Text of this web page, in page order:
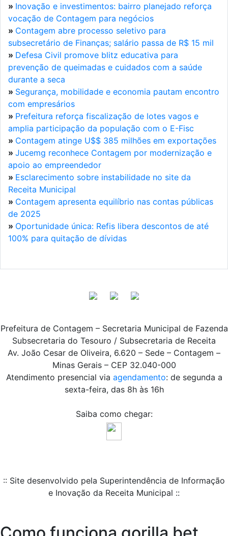
» Inovação e investimentos: bairro planejado reforça
vocação de Contagem para negócios
» Contagem abre processo seletivo para
subsecretário de Finanças; salário passa de R$ 15 mil
» Defesa Civil promove blitz educativa para
prevenção de queimadas e cuidados com a saúde
durante a seca
» Segurança, mobilidade e economia pautam encontro
com empresários
» Prefeitura reforça fiscalização de lotes vagos e
amplia participação da população com o E-Fisc
» Contagem atinge U$$ 385 milhões em exportações
» Jucemg reconhece Contagem por modernização e
apoio ao empreendedor
» Esclarecimento sobre instabilidade no site da
Receita Municipal
» Contagem apresenta equilíbrio nas contas públicas
de 2025
» Oportunidade única: Refis libera descontos de até
100% para quitação de dívidas
Prefeitura de Contagem – Secretaria Municipal de Fazenda
Subsecretaria do Tesouro / Subsecretaria de Receita
Av. João Cesar de Oliveira, 6.620 – Sede – Contagem –
Minas Gerais – CEP 32.040-000
Atendimento presencial via agendamento: de segunda a
sexta-feira, das 8h às 16h
Saiba como chegar:
:: Site desenvolvido pela Superintendência de Informação
e Inovação da Receita Municipal ::